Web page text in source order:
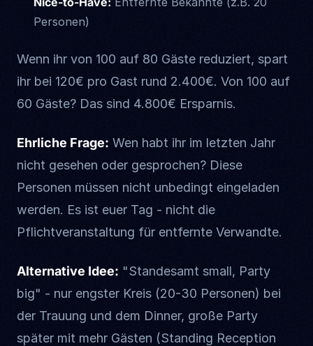
Personen)
Wenn ihr von 100 auf 80 Gäste reduziert, spart
ihr bei 120€ pro Gast rund 2.400€. Von 100 auf
60 Gäste? Das sind 4.800€ Ersparnis.
Ehrliche Frage: Wen habt ihr im letzten Jahr
nicht gesehen oder gesprochen? Diese
Personen müssen nicht unbedingt eingeladen
werden. Es ist euer Tag - nicht die
Pflichtveranstaltung für entfernte Verwandte.
Alternative Idee: "Standesamt small, Party
big" - nur engster Kreis (20-30 Personen) bei
der Trauung und dem Dinner, große Party
später mit mehr Gästen (Standing Reception